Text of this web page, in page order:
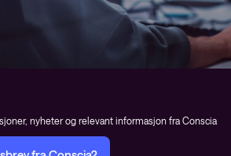
nyheter og relevant informasjon fra Conscia